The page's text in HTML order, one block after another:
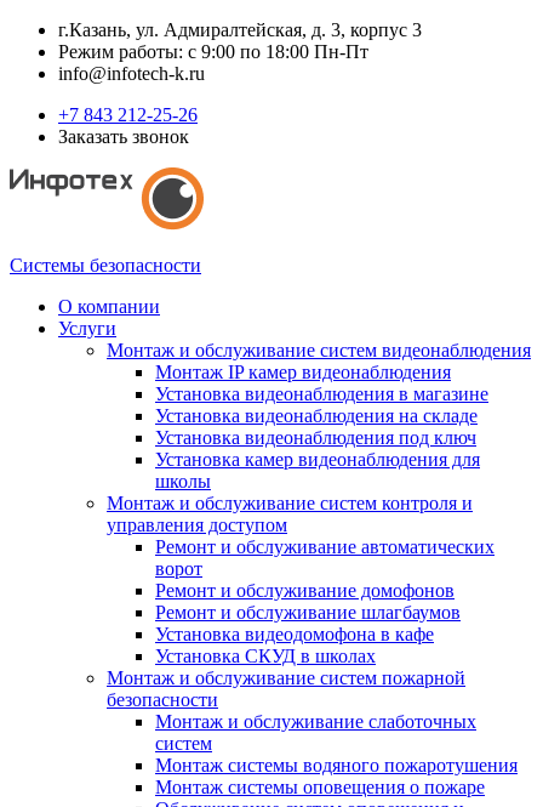
г.Казань, ул. Адмиралтейская, д. 3, корпус 3
Режим работы: с 9:00 по 18:00 Пн-Пт
info@infotech-k.ru
+7 843 212-25-26
Заказать звонок
Системы безопасности
О компании
Услуги
Монтаж и обслуживание систем видеонаблюдения
Монтаж IP камер видеонаблюдения
Установка видеонаблюдения в магазине
Установка видеонаблюдения на складе
Установка видеонаблюдения под ключ
Установка камер видеонаблюдения для
школы
Монтаж и обслуживание систем контроля и
управления доступом
Ремонт и обслуживание автоматических
ворот
Ремонт и обслуживание домофонов
Ремонт и обслуживание шлагбаумов
Установка видеодомофона в кафе
Установка СКУД в школах
Монтаж и обслуживание систем пожарной
безопасности
Монтаж и обслуживание слаботочных
систем
Монтаж системы водяного пожаротушения
Монтаж системы оповещения о пожаре